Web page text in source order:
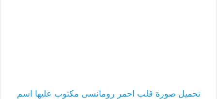
تحميل صورة قلب احمر رومانسى مكتوب عليها اسم